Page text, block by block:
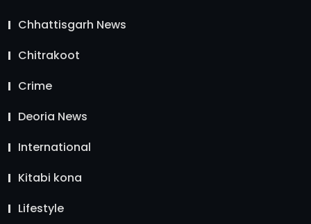
Chhattisgarh News
Chitrakoot
Crime
Deoria News
International
Kitabi kona
Lifestyle